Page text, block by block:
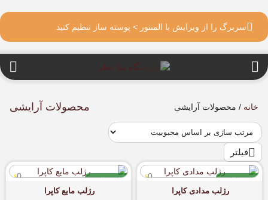
سربرگ را از ویرایش با المنتور > پوسته ساز تنظیم کنید
خانه / محصولات آرایشی محصولات آرایشی
فیلتر
اورجینال
آماده ارسال
0
رژلب مدادی کاپرا
اورجینال
آماده ارسال
0
رژلب مایع کاپرا